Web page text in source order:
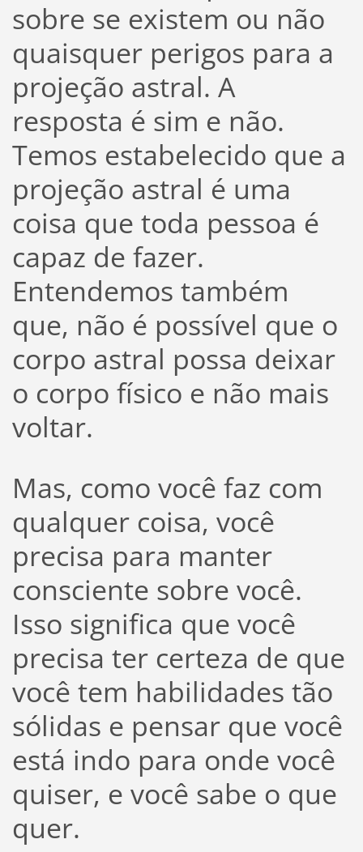
sobre se existem ou não
quaisquer perigos para a
projeção astral. A
resposta é sim e não.
Temos estabelecido que a
projeção astral é uma
coisa que toda pessoa é
capaz de fazer.
Entendemos também
que, não é possível que o
corpo astral possa deixar
o corpo físico e não mais
voltar.
Mas, como você faz com
qualquer coisa, você
precisa para manter
consciente sobre você.
Isso significa que você
precisa ter certeza de que
você tem habilidades tão
sólidas e pensar que você
está indo para onde você
quiser, e você sabe o que
quer.